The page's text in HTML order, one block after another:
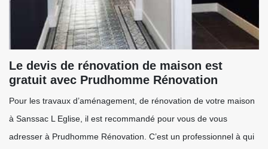
Le devis de rénovation de maison est
gratuit avec Prudhomme Rénovation
Pour les travaux d’aménagement, de rénovation de votre maison
à Sanssac L Eglise, il est recommandé pour vous de vous
adresser à Prudhomme Rénovation. C’est un professionnel à qui